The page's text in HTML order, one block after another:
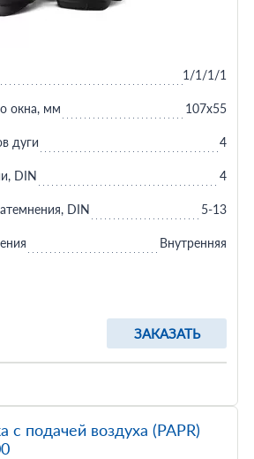
ЗАКАЗАТЬ
1/1/1/1
окна, мм 107х55
дуги 4
DIN 4
DIN 5-13
Внутренняя
с подачей воздуха (PAPR)